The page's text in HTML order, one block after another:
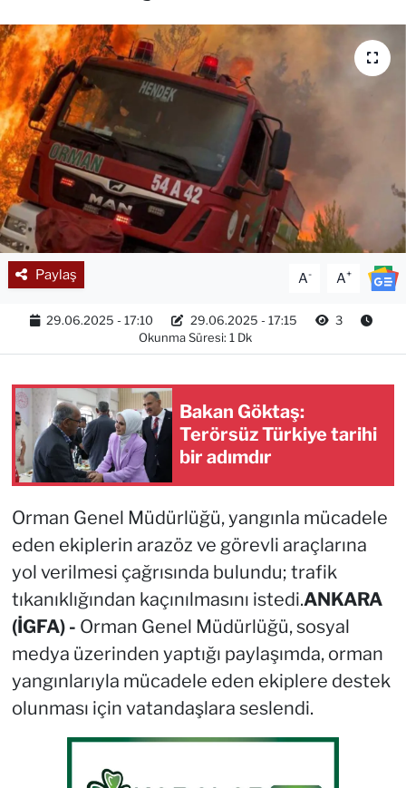
Paylaş A- A+
29.06.2025 - 17:10 29.06.2025 - 17:15
3
Okunma Süresi: 1 Dk
Bakan Göktaş:
Terörsüz Türkiye tarihi
bir adımdır
Orman Genel Müdürlüğü, yangınla mücadele
eden ekiplerin arazöz ve görevli araçlarına
yol verilmesi çağrısında bulundu; trafik
tıkanıklığından kaçınılmasını istedi.ANKARA
(İGFA) - Orman Genel Müdürlüğü, sosyal
medya üzerinden yaptığı paylaşımda, orman
yangınlarıyla mücadele eden ekiplere destek
olunması için vatandaşlara seslendi.
TEKNOLOJİ
CANLI DİNLE
RESMİ İLANLAR
Gencsesfm Canlı Dinle